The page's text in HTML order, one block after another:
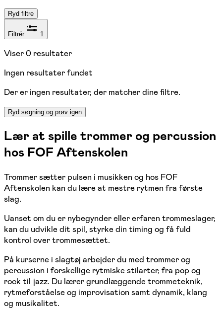
Ryd filtre
Filtrér 1
Viser0 resultater
Ingen resultater fundet
Der er ingen resultater, der matcher dine filtre.
Ryd søgning og prøv igen
Lær at spille trommer og percussion
hos FOF Aftenskolen
Trommer sætter pulsen i musikken og hos FOF
Aftenskolen kan du lære at mestre rytmen fra første
slag.
Uanset om du er nybegynder eller erfaren trommeslager,
kan du udvikle dit spil, styrke din timing og få fuld
kontrol over trommesættet.
På kurserne i slagtøj arbejder du med trommer og
percussion i forskellige rytmiske stilarter, fra pop og
rock til jazz. Du lærer grundlæggende trommeteknik,
rytmeforståelse og improvisation samt dynamik, klang
og musikalitet.